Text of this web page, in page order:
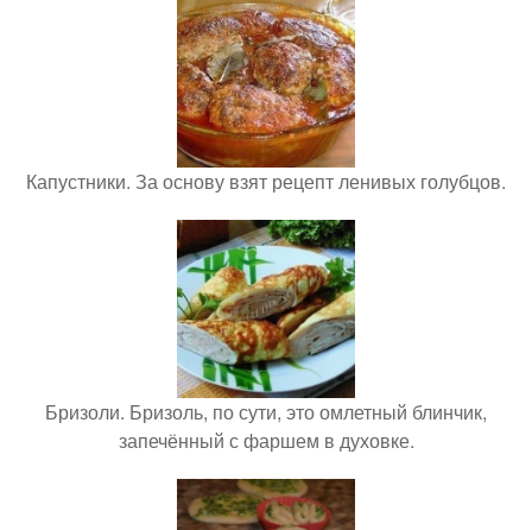
Капустники. За основу взят рецепт ленивых голубцов.
Бризоли. Бризоль, по сути, это омлетный блинчик,
запечённый с фаршем в духовке.